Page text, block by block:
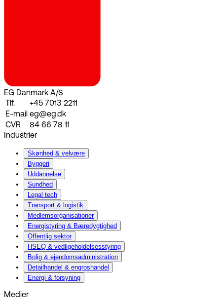
EG Danmark A/S
Tlf.
+45 7013 2211
E-mail eg@eg.dk
CVR
84 66 78 11
Industrier
Skønhed & velvære
Byggeri
Uddannelse
Sundhed
Legal tech
Transport & logistik
Medlemsorganisationer
Energistyring & Bæredygtighed
Offentlig sektor
HSEQ & vedligeholdelsesstyring
Bolig & ejendomsadministration
Detailhandel & engroshandel
Energi & forsyning
Medier